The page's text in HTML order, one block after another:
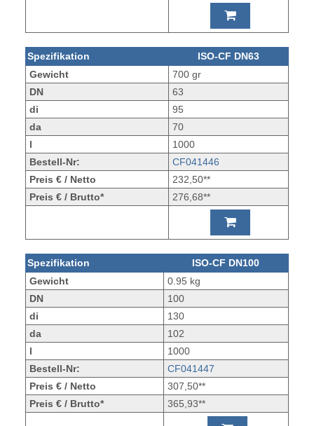
Spezifikation
ISO-CF DN63
Gewicht
700 gr
DN
63
di
95
da
70
l
1000
Bestell-Nr:
CF041446
Preis € / Netto
232,50**
Preis € / Brutto*
276,68**
Spezifikation
ISO-CF DN100
Gewicht
0.95 kg
DN
100
di
130
da
102
l
1000
Bestell-Nr:
CF041447
Preis € / Netto
307,50**
Preis € / Brutto*
365,93**